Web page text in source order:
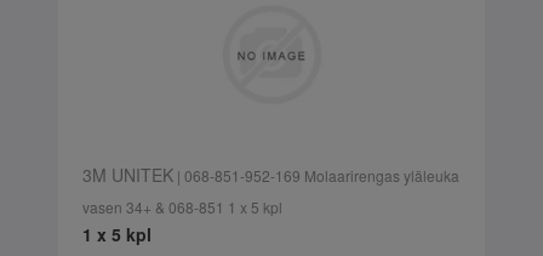
3M UNITEK| 068-851-952-169 Molaarirengas yläleuka
vasen 34+ & 068-851 1 x 5 kpl
1 x 5 kpl